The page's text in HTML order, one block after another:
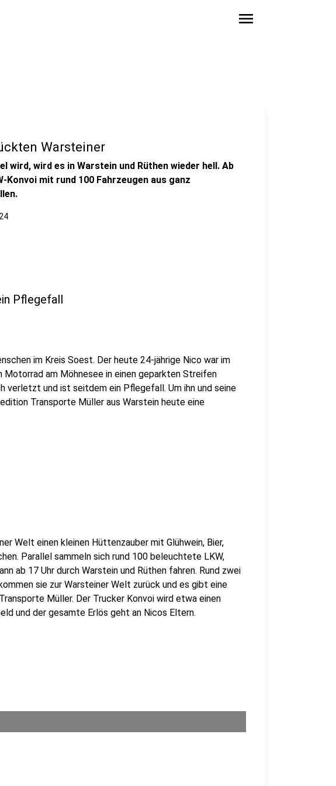
menu
Warsteiner
wird, wird es in Warstein und Rüthen wieder hell. Ab
Konvoi mit rund 100 Fahrzeugen aus ganz
Pflegefall
im Kreis Soest. Der heute 24-jährige Nico war im
am Möhnesee in einen geparkten Streifen
verletzt und ist seitdem ein Pflegefall. Um ihn und seine
Transporte Müller aus Warstein heute eine
Welt einen kleinen Hüttenzauber mit Glühwein, Bier,
Parallel sammeln sich rund 100 beleuchtete LKW,
ab 17 Uhr durch Warstein und Rüthen fahren. Rund zwei
sie zur Warsteiner Welt zurück und es gibt eine
Müller. Der Trucker Konvoi wird etwa einen
und der gesamte Erlös geht an Nicos Eltern.